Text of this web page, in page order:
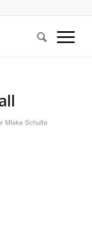
Mieke Schulte